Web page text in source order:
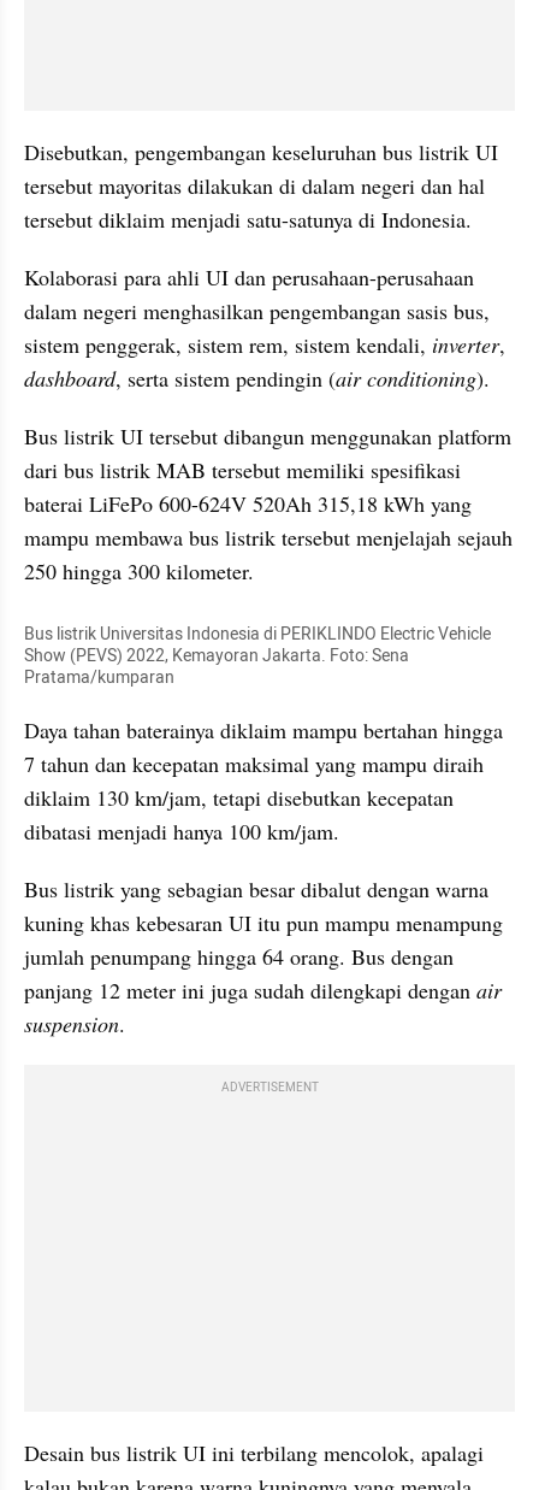
Disebutkan, pengembangan keseluruhan bus listrik UI
tersebut mayoritas dilakukan di dalam negeri dan hal
tersebut diklaim menjadi satu-satunya di Indonesia.
Kolaborasi para ahli UI dan perusahaan-perusahaan
dalam negeri menghasilkan pengembangan sasis bus,
sistem penggerak, sistem rem, sistem kendali, inverter
dashboard, serta sistem pendingin (air conditioning).
Bus listrik UI tersebut dibangun menggunakan platform
dari bus listrik MAB tersebut memiliki spesifikasi
baterai LiFePo 600-624V 520Ah 315,18 kWh yang
mampu membawa bus listrik tersebut menjelajah sejauh
250 hingga 300 kilometer.
Bus listrik Universitas Indonesia di PERIKLINDO Electric Vehicle
Show (PEVS) 2022, Kemayoran Jakarta. Foto: Sena
Pratama/kumparan
Daya tahan baterainya diklaim mampu bertahan hingga
7 tahun dan kecepatan maksimal yang mampu diraih
diklaim 130 km/jam, tetapi disebutkan kecepatan
dibatasi menjadi hanya 100 km/jam.
Bus listrik yang sebagian besar dibalut dengan warna
kuning khas kebesaran UI itu pun mampu menampung
jumlah penumpang hingga 64 orang. Bus dengan
panjang 12 meter ini juga sudah dilengkapi dengan air
suspension.
ADVERTISEMENT
Desain bus listrik UI ini terbilang mencolok, apalagi